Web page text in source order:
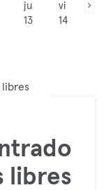
ju
13
vi
14
libres
libres